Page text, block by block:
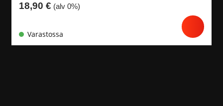
18,90 € (alv 0%)
Varastossa